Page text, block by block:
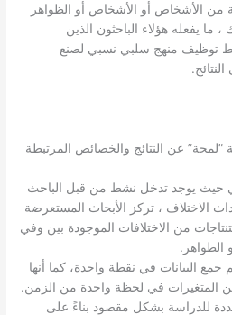
من الأشخاص أو الأشخاص أو الظواهر
ما يفعله هؤلاء الباحثون الذين
توظيف منهج سلبي نسبي لصنع
عن النتائج والخصائص المرتبطة
حيث يوجد تدخل نشط من قبل الباحث
الاختلاف ، تركز الأبحاث المستعرضة
من الاختلافات الموجودة بين وفي
الظواهر.
البيانات في نقطة واحدة، كما أنها
المتغيرات في لحظة واحدة من الزمن.
للدراسة بشكل مقصود بناءً على